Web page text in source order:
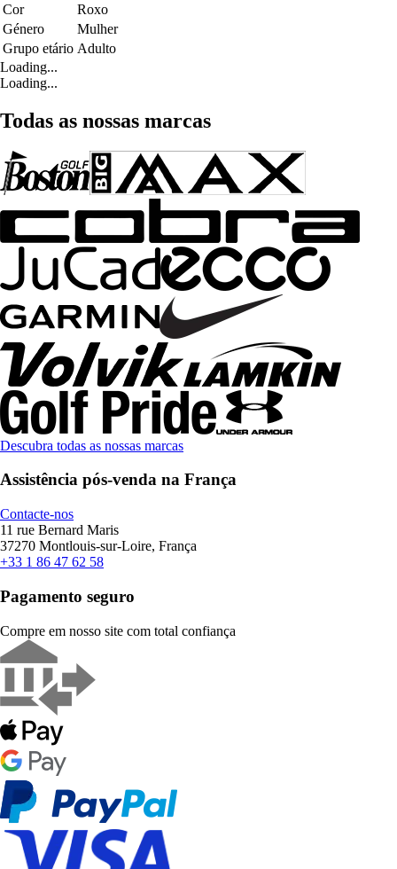
Cor
Roxo
Género
Mulher
Grupo etário Adulto
Loading...
Loading...
Todas as nossas marcas
Descubra todas as nossas marcas
Assistência pós-venda na França
Contacte-nos
11 rue Bernard Maris
37270 Montlouis-sur-Loire, França
+33 1 86 47 62 58
Pagamento seguro
Compre em nosso site com total confiança